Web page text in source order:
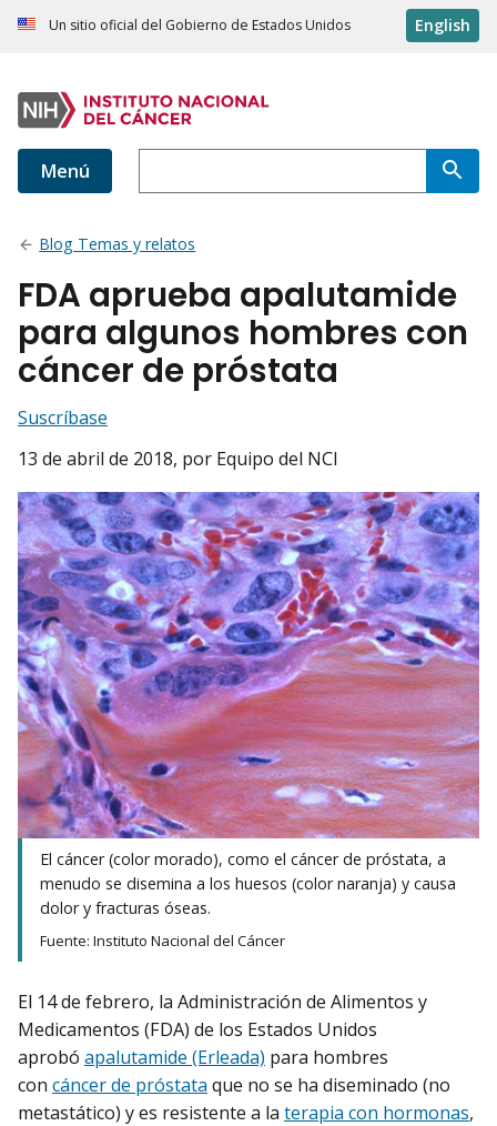
Un sitio oficial del Gobierno de Estados Unidos English
Menú
Blog Temas y relatos
FDA aprueba apalutamide
para algunos hombres con
cáncer de próstata
Suscríbase
13 de abril de 2018, por Equipo del NCI
El cáncer (color morado), como el cáncer de próstata, a
menudo se disemina a los huesos (color naranja) y causa
dolor y fracturas óseas.
Fuente: Instituto Nacional del Cáncer
El 14 de febrero, la Administración de Alimentos y
Medicamentos (FDA) de los Estados Unidos
aprobó apalutamide (Erleada) para hombres
con cáncer de próstata que no se ha diseminado (no
metastático) y es resistente a la terapia con hormonas,